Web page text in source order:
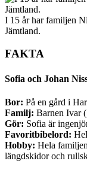
I 15 år har familjen
Jämtland.
FAKTA
Sofia och Johan
Bor: På en gård i
Familj: Barnen Ivar
Gör: Sofia är
Favoritbibelord:
Hobby: Hela
längdskidor och